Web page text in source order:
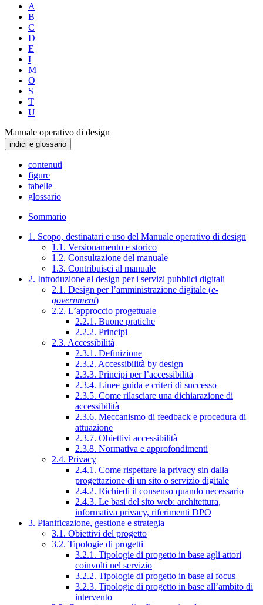
A
B
C
D
E
I
M
O
S
T
U
Manuale operativo di design
indici e glossario
contenuti
figure
tabelle
glossario
Sommario
1. Scopo, destinatari e uso del Manuale operativo di design
1.1. Versionamento e storico
1.2. Consultazione del manuale
1.3. Contribuisci al manuale
2. Introduzione al design per i servizi pubblici digitali
2.1. Design per l’amministrazione digitale (e-
government)
2.2. L’approccio progettuale
2.2.1. Buone pratiche
2.2.2. Principi
2.3. Accessibilità
2.3.1. Definizione
2.3.2. Accessibilità by design
2.3.3. Principi per l’accessibilità
2.3.4. Linee guida e criteri di successo
2.3.5. Come rilasciare una dichiarazione di
accessibilità
2.3.6. Meccanismo di feedback e procedura di
attuazione
2.3.7. Obiettivi accessibilità
2.3.8. Normativa e approfondimenti
2.4. Privacy
2.4.1. Come rispettare la privacy sin dalla
progettazione di un sito o servizio digitale
2.4.2. Richiedi il consenso quando necessario
2.4.3. Le basi del sito web: architettura,
informativa privacy, riferimenti DPO
3. Pianificazione, gestione e strategia
3.1. Obiettivi del progetto
3.2. Tipologie di progetti
3.2.1. Tipologie di progetto in base agli attori
coinvolti nel servizio
3.2.2. Tipologie di progetto in base al focus
3.2.3. Tipologie di progetto in base all’ambito di
intervento